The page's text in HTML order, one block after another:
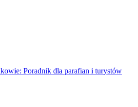
Poradnik dla parafian i turystów